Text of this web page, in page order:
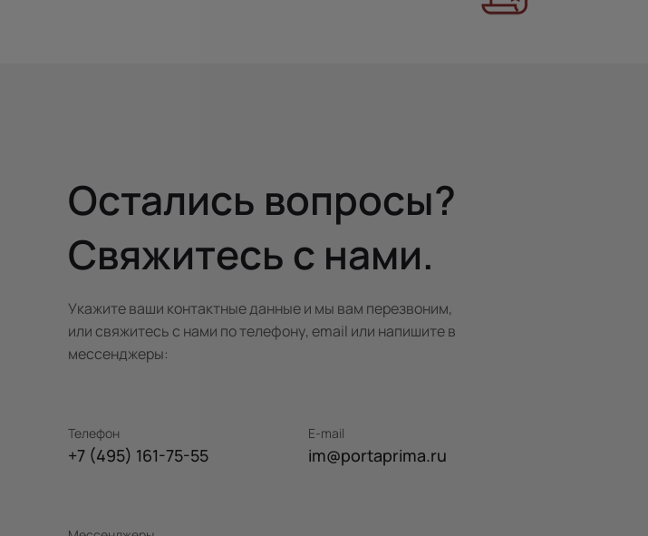
Остались вопросы?
Свяжитесь с нами.
Укажите ваши контактные данные и мы вам перезвоним,
или свяжитесь с нами по телефону, email или напишите в
мессенджеры:
Телефон
+7 (495) 161-75-55
E-mail
im@portaprima.ru